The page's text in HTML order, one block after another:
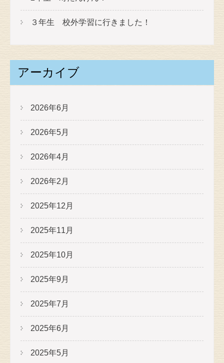
３年生 校外学習に行きました！
アーカイブ
2026年6月
2026年5月
2026年4月
2026年2月
2025年12月
2025年11月
2025年10月
2025年9月
2025年7月
2025年6月
2025年5月